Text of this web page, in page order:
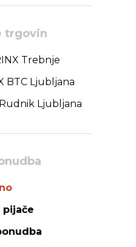
trgovin
Trebnje
BTC Ljubljana
Ljubljana
pijače